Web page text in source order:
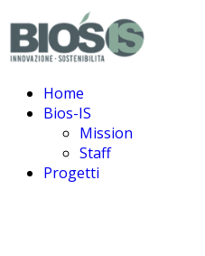
Home
Bios-IS
Mission
Staff
Progetti